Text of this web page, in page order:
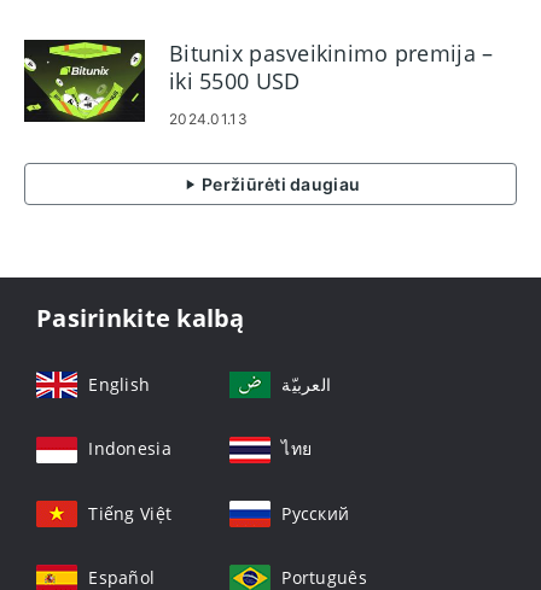
Bitunix pasveikinimo premija –
iki 5500 USD
2024.01.13
Peržiūrėti daugiau
Pasirinkite kalbą
English العربيّة
Indonesia ไทย
Tiếng Việt Русский
Español Português